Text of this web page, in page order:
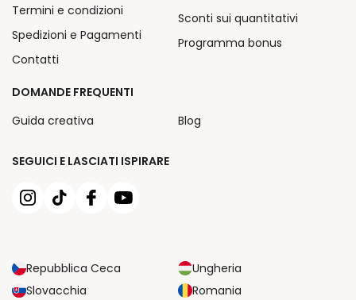
SEGUICI E LASCIATI ISPIRARE
Repubblica Ceca
Ungheria
Slovacchia
Romania
Termini e condizioni
Spedizioni e Pagamenti
Contatti
Sconti sui quantitativi
Programma bonus
DOMANDE FREQUENTI
Guida creativa
Blog